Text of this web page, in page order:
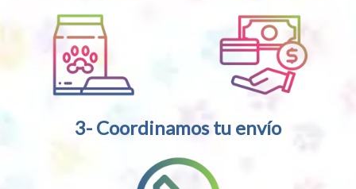
3- Coordinamos tu envío